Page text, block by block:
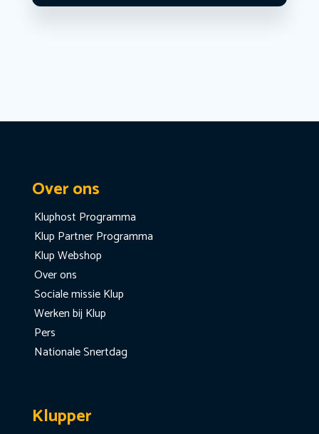
Over ons
Kluphost Programma
Klup Partner Programma
Klup Webshop
Over ons
Sociale missie Klup
Werken bij Klup
Pers
Nationale Snertdag
Klupper